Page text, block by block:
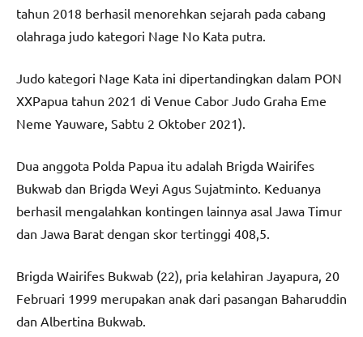
tahun 2018 berhasil menorehkan sejarah pada cabang
olahraga judo kategori Nage No Kata putra.
Judo kategori Nage Kata ini dipertandingkan dalam PON
XXPapua tahun 2021 di Venue Cabor Judo Graha Eme
Neme Yauware, Sabtu 2 Oktober 2021).
Dua anggota Polda Papua itu adalah Brigda Wairifes
Bukwab dan Brigda Weyi Agus Sujatminto. Keduanya
berhasil mengalahkan kontingen lainnya asal Jawa Timur
dan Jawa Barat dengan skor tertinggi 408,5.
Brigda Wairifes Bukwab (22), pria kelahiran Jayapura, 20
Februari 1999 merupakan anak dari pasangan Baharuddin
dan Albertina Bukwab.